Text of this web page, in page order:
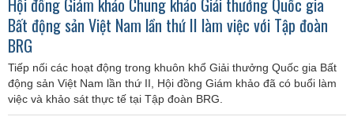
Bất động sản Việt Nam lần thứ II làm việc với Tập đoàn
BRG
Tiếp nối các hoạt động trong khuôn khổ Giải thưởng Quốc gia Bất
động sản Việt Nam lần thứ II, Hội đồng Giám khảo đã có buổi làm
việc và khảo sát thực tế tại Tập đoàn BRG.